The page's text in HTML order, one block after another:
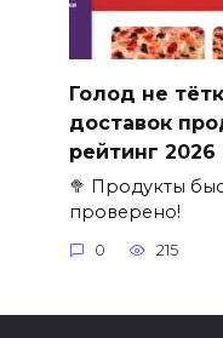
Голод не
доставок
рейтинг 2026
🥦 Продукты
проверено!
0 215